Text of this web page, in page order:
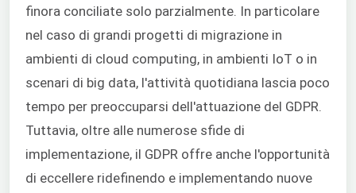
finora conciliate solo parzialmente. In particolare
nel caso di grandi progetti di migrazione in
ambienti di cloud computing, in ambienti IoT o in
scenari di big data, l'attività quotidiana lascia poco
tempo per preoccuparsi dell'attuazione del GDPR.
Tuttavia, oltre alle numerose sfide di
implementazione, il GDPR offre anche l'opportunità
di eccellere ridefinendo e implementando nuove